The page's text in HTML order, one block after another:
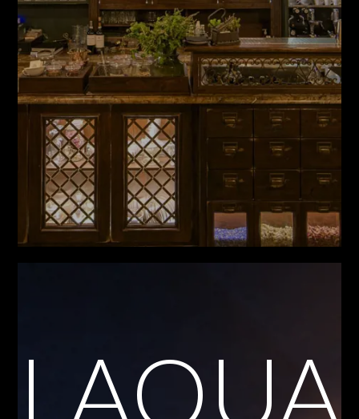
LAQUA